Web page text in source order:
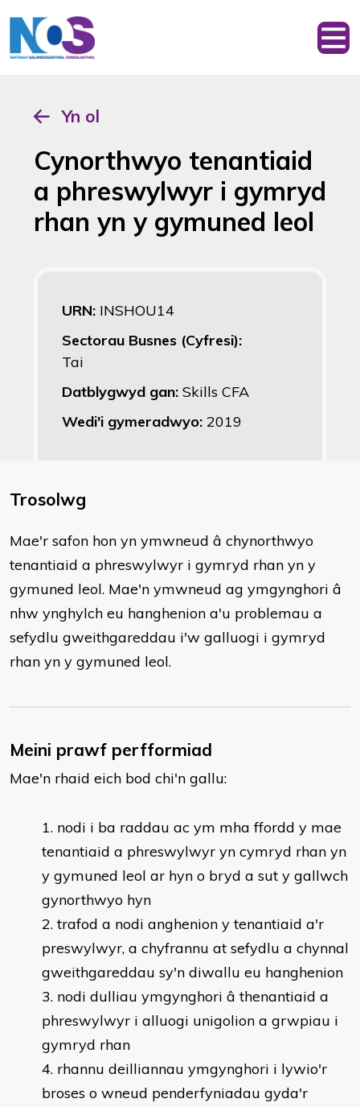
Yn ol
Cynorthwyo tenantiaid
a phreswylwyr i gymryd
rhan yn y gymuned leol
URN: INSHOU14
Sectorau Busnes (Cyfresi):
Tai
Datblygwyd gan: Skills CFA
Wedi'i gymeradwyo: 2019
Trosolwg
Mae'r safon hon yn ymwneud â chynorthwyo
tenantiaid a phreswylwyr i gymryd rhan yn y
gymuned leol. Mae'n ymwneud ag ymgynghori â
nhw ynghylch eu hanghenion a'u problemau a
sefydlu gweithgareddau i'w galluogi i gymryd
rhan yn y gymuned leol.
Meini prawf perfformiad
Mae'n rhaid eich bod chi'n gallu:
nodi i ba raddau ac ym mha ffordd y mae
tenantiaid a phreswylwyr yn cymryd rhan yn
y gymuned leol ar hyn o bryd a sut y gallwch
gynorthwyo hyn
trafod a nodi anghenion y tenantiaid a'r
preswylwyr, a chyfrannu at sefydlu a chynnal
gweithgareddau sy'n diwallu eu hanghenion
nodi dulliau ymgynghori â thenantiaid a
phreswylwyr i alluogi unigolion a grwpiau i
gymryd rhan
rhannu deilliannau ymgynghori i lywio'r
broses o wneud penderfyniadau gyda'r